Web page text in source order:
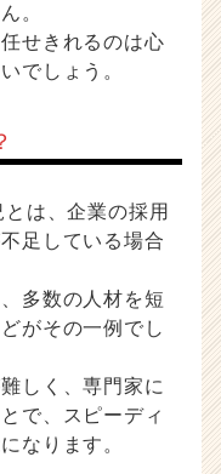
。
せきれるのは心
でしょう。
は、企業の採用
足している場合
多数の人材を短
がその一例でし
しく、専門家に
で、スピーディ
なります。